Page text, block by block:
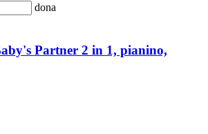
dona
Partner 2 in 1, pianino,